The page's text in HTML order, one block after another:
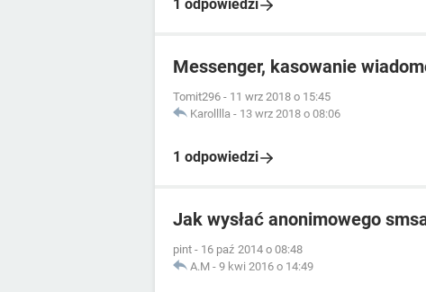
1 odpowiedzi
Messenger, kasowanie
Tomit296 - 11 wrz 2018 o 15:45
Karolllla - 13 wrz 2018 o 08:06
1 odpowiedzi
Jak wysłać anonimowego
pint - 16 paź 2014 o 08:48
A.M - 9 kwi 2016 o 14:49